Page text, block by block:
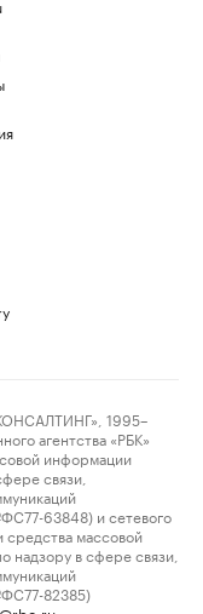
1995–
агентства «РБК»
информации
связи,
63848) и сетевого
средства массовой
в сфере связи,
82385)